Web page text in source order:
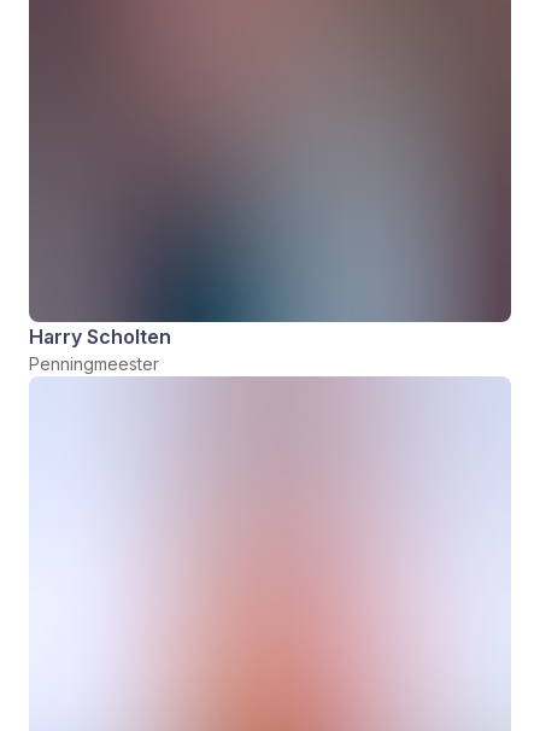
Harry Scholten
Penningmeester